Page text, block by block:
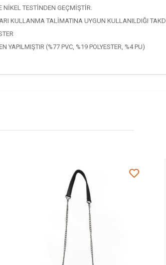
NİKEL TESTİNDEN GEÇMİŞTİR.
KULLANMA TALİMATINA UYGUN KULLANILDIĞI
YAPILMIŞTIR (%77 PVC, %19 POLYESTER, %4 PU)